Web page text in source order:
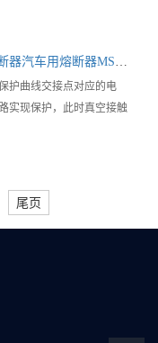
器汽车用熔断器MSD用熔断器
护曲线交接点对应的电
实现保护，此时真空接触
。直流熔断器批发当回路
压熔断器
尾页